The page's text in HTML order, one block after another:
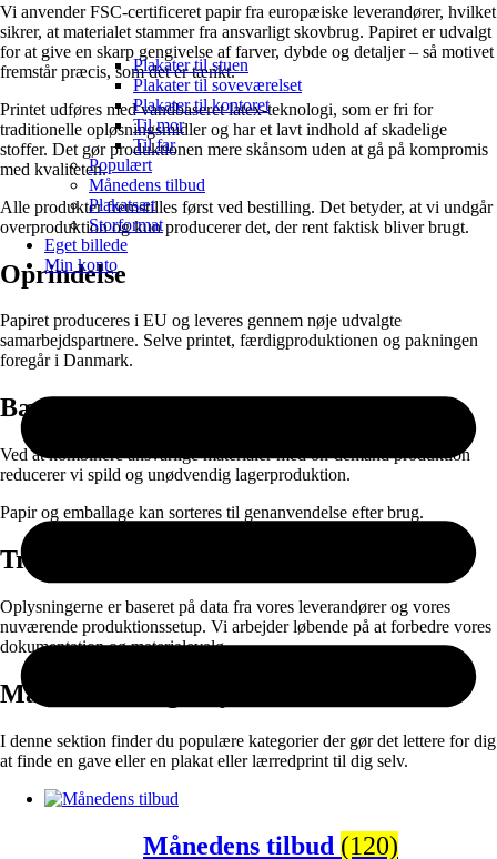
Plakater til stuen
Plakater til soveværelset
Plakater til kontoret
Til mor
Til far
Populært
Månedens tilbud
Plakatsæt
Storformat
Eget billede
Min konto
Vi anvender FSC-certificeret papir fra europæiske leverandører, hvilket
sikrer, at materialet stammer fra ansvarligt skovbrug. Papiret er udvalgt
for at give en skarp gengivelse af farver, dybde og detaljer – så motivet
fremstår præcis, som det er tænkt.
Printet udføres med vandbaseret latex-teknologi, som er fri for
traditionelle opløsningsmidler og har et lavt indhold af skadelige
stoffer. Det gør produktionen mere skånsom uden at gå på kompromis
med kvaliteten.
Alle produkter fremstilles først ved bestilling. Det betyder, at vi undgår
overproduktion og kun producerer det, der rent faktisk bliver brugt.
Oprindelse
Papiret produceres i EU og leveres gennem nøje udvalgte
samarbejdspartnere. Selve printet, færdigproduktionen og pakningen
foregår i Danmark.
Bæredygtighed
Ved at kombinere ansvarlige materialer med on-demand produktion
reducerer vi spild og unødvendig lagerproduktion.
Papir og emballage kan sorteres til genanvendelse efter brug.
Transparens
Oplysningerne er baseret på data fra vores leverandører og vores
nuværende produktionssetup. Vi arbejder løbende på at forbedre vores
dokumentation og materialevalg.
Måske vil du også synes om:
I denne sektion finder du populære kategorier der gør det lettere for dig
at finde en gave eller en plakat eller lærredprint til dig selv.
Månedens tilbud (120)